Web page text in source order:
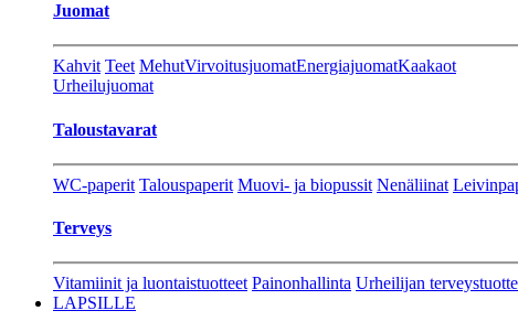
Juomat
Kahvit Teet MehutVirvoitusjuomatEnergiajuomatKaakaot
Urheilujuomat
Taloustavarat
WC-paperit Talouspaperit Muovi- ja biopussit Nenäliinat
Terveys
Vitamiinit ja luontaistuotteet Painonhallinta Urheilijan
LAPSILLE